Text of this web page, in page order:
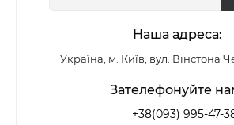
Наша адреса:
Україна, м. Київ, вул. Вінстона
Зателефонуйте
+38(093) 995-47-